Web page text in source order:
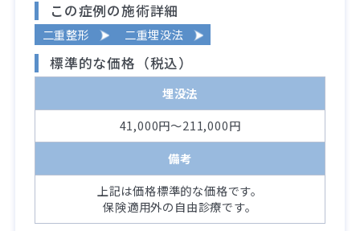
この症例の施術詳細
二重整形 二重埋没法
標準的な価格（税込）
埋没法
41,000円～211,000円
備考
上記は価格標準的な価格です。
保険適用外の自由診療です。